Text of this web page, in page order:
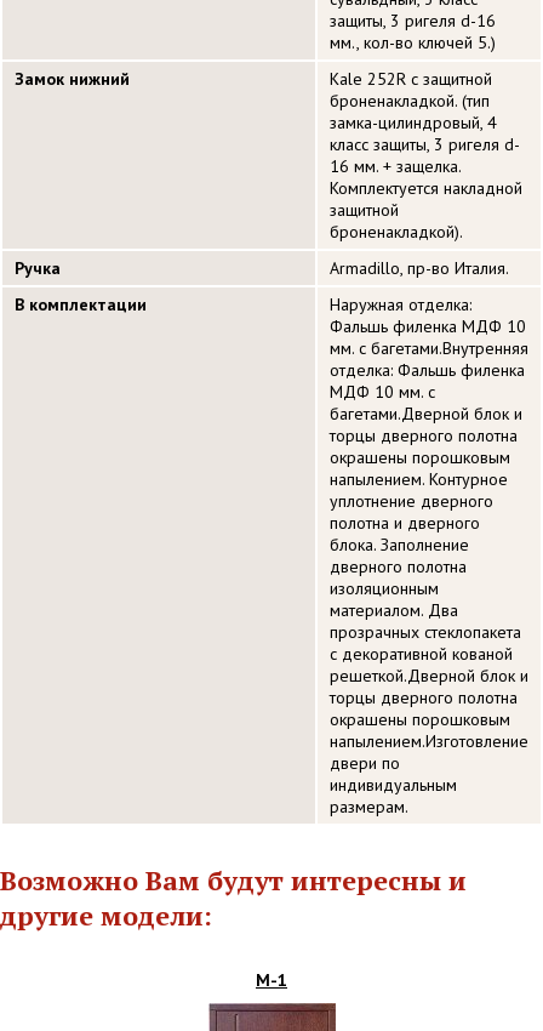
защиты, 3 ригеля d-16
мм., кол-во ключей 5.)
Замок нижний
Kale 252R с защитной
броненакладкой. (тип
замка-цилиндровый, 4
класс защиты, 3 ригеля d-
16 мм. + защелка.
Комплектуется накладной
защитной
броненакладкой).
Ручка
Armadillo, пр-во Италия.
В комплектации
Наружная отделка:
Фальшь филенка МДФ 10
мм. с багетами.Внутренняя
отделка: Фальшь филенка
МДФ 10 мм. с
багетами.Дверной блок и
торцы дверного полотна
окрашены порошковым
напылением. Контурное
уплотнение дверного
полотна и дверного
блока. Заполнение
дверного полотна
изоляционным
материалом. Два
прозрачных стеклопакета
с декоративной кованой
решеткой.Дверной блок и
торцы дверного полотна
окрашены порошковым
напылением.Изготовление
двери по
индивидуальным
размерам.
Возможно Вам будут интересны и
другие модели:
М-1